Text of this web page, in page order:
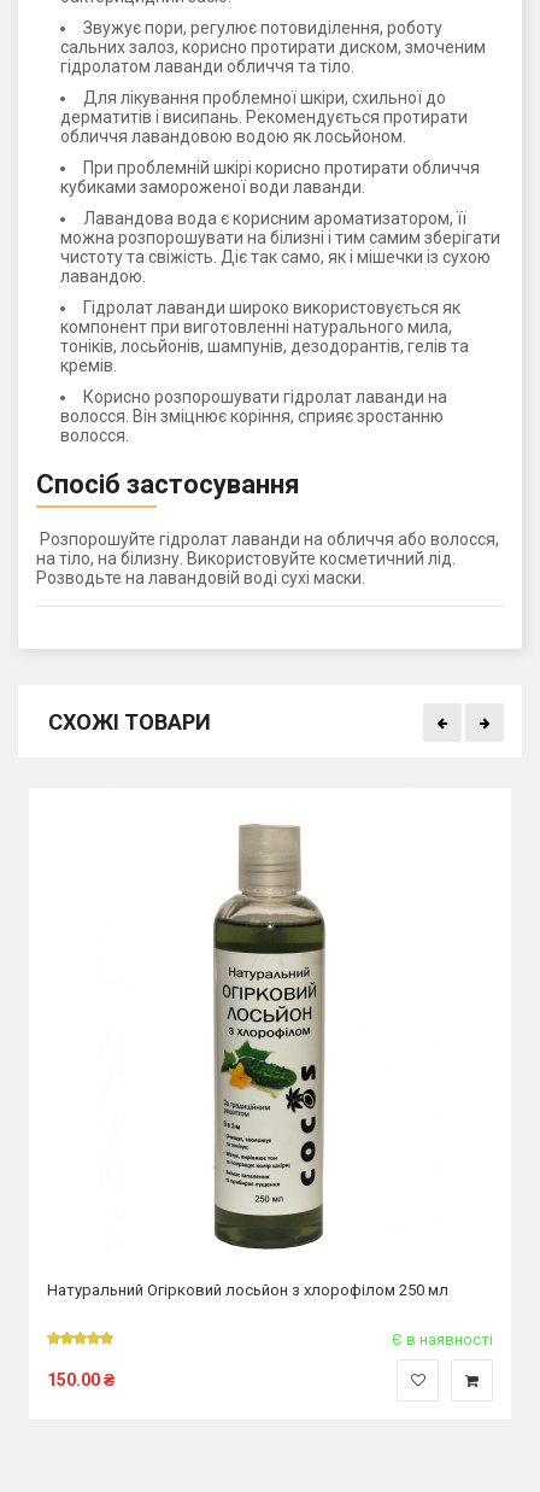
Звужує пори, регулює потовиділення, роботу
сальних залоз, корисно протирати диском, змоченим
гідролатом лаванди обличчя та тіло.
Для лікування проблемної шкіри, схильної до
дерматитів і висипань. Рекомендується протирати
обличчя лавандовою водою як лосьйоном.
При проблемній шкірі корисно протирати обличчя
кубиками замороженої води лаванди.
Лавандова вода є корисним ароматизатором, її
можна розпорошувати на білизні і тим самим зберігати
чистоту та свіжість. Діє так само, як і мішечки із сухою
лавандою.
Гідролат лаванди широко використовується як
компонент при виготовленні натурального мила,
тоніків, лосьйонів, шампунів, дезодорантів, гелів та
кремів.
Корисно розпорошувати гідролат лаванди на
волосся. Він зміцнює коріння, сприяє зростанню
волосся.
Спосіб застосування
Розпорошуйте гідролат лаванди на обличчя або волосся,
на тіло, на білизну. Використовуйте косметичний лід.
Розводьте на лавандовій воді сухі маски.
СХОЖІ ТОВАРИ
Натуральний Огірковий лосьйон з хлорофілом 250 мл
Є в наявності
150.00₴